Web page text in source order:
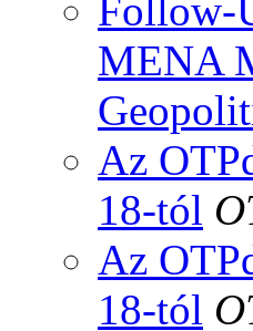
Follow-
MENA
Az
18-tól
Az
18-tól